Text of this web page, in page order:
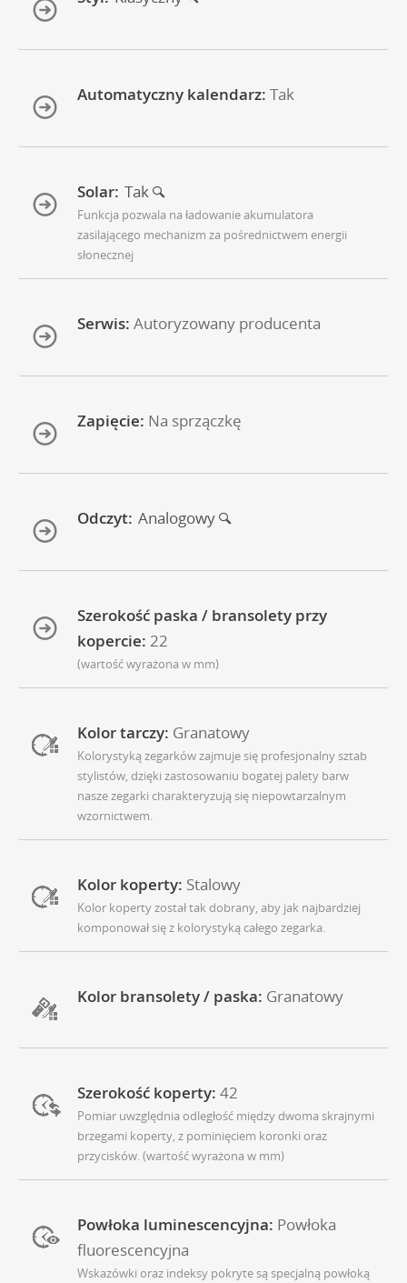
Automatyczny kalendarz: Tak
Solar: Tak
Funkcja pozwala na ładowanie akumulatora
zasilającego mechanizm za pośrednictwem energii
słonecznej
Serwis: Autoryzowany producenta
Zapięcie: Na sprzączkę
Odczyt: Analogowy
Szerokość paska / bransolety przy
kopercie: 22
(wartość wyrażona w mm)
Kolor tarczy: Granatowy
Kolorystyką zegarków zajmuje się profesjonalny sztab
stylistów, dzięki zastosowaniu bogatej palety barw
nasze zegarki charakteryzują się niepowtarzalnym
wzornictwem.
Kolor koperty: Stalowy
Kolor koperty został tak dobrany, aby jak najbardziej
komponował się z kolorystyką całego zegarka.
Kolor bransolety / paska: Granatowy
Szerokość koperty: 42
Pomiar uwzględnia odległość między dwoma skrajnymi
brzegami koperty, z pominięciem koronki oraz
przycisków. (wartość wyrażona w mm)
Powłoka luminescencyjna: Powłoka
fluorescencyjna
Wskazówki oraz indeksy pokryte są specjalną powłoką